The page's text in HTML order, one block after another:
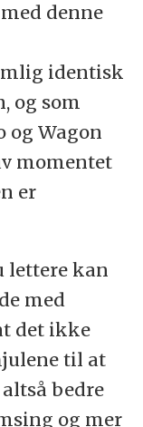
denne
identisk
og som
og Wagon
momentet
er
lettere kan
med
det ikke
til at
bedre
og mer